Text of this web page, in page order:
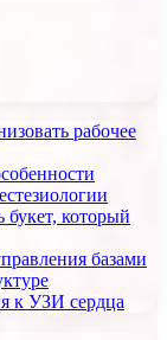
рабочее
букет, который
базами
к УЗИ сердца